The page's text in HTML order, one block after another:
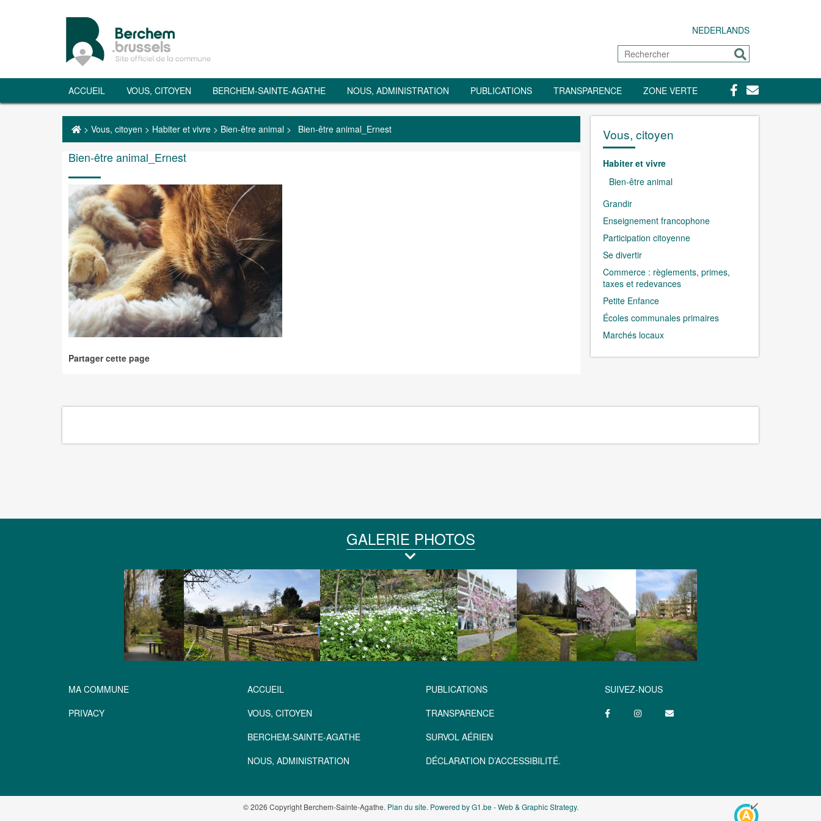
NEDERLANDS
Rechercher
Envoyer
ACCUEIL VOUS, CITOYEN BERCHEM-SAINTE-AGATHE NOUS, ADMINISTRATION PUBLICATIONS TRANSPARENCE ZONE VERTE Facebook
Contact
> Vous, citoyen > Habiter et vivre > Bien-être animal > Bien-être animal_Ernest
Bien-être animal_Ernest
Partager cette page
Vous, citoyen
Habiter et vivre
Bien-être animal
Grandir
Enseignement francophone
Participation citoyenne
Se divertir
Commerce : règlements, primes,
taxes et redevances
Petite Enfance
Écoles communales primaires
Marchés locaux
GALERIE PHOTOS
MA COMMUNE
PRIVACY
ACCUEIL
VOUS, CITOYEN
BERCHEM-SAINTE-AGATHE
NOUS, ADMINISTRATION
PUBLICATIONS
TRANSPARENCE
SURVOL AÉRIEN
DÉCLARATION D’ACCESSIBILITÉ.
SUIVEZ-NOUS
© 2026 Copyright Berchem-Sainte-Agathe. Plan du site. Powered by G1.be - Web & Graphic Strategy.